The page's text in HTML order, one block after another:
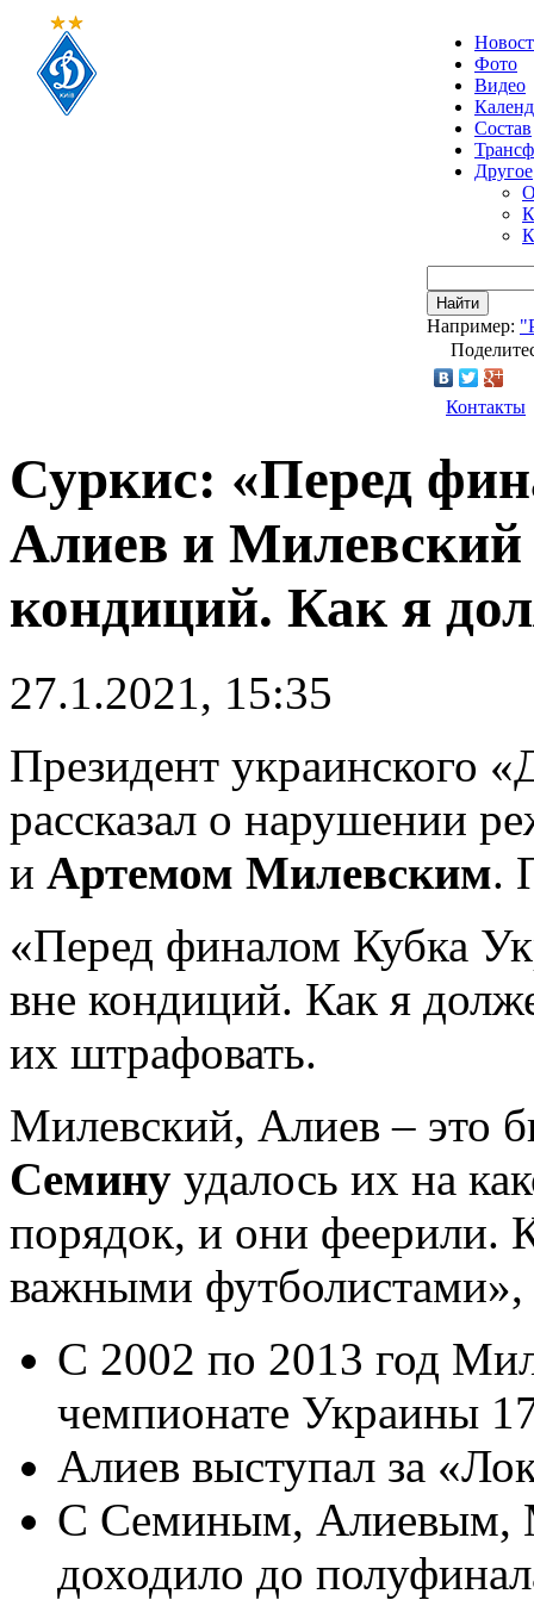
Фото
Видео
Состав
Другое
Найти
Например:
Контакты
Суркис: «Перед
Алиев и Милевский
кондиций. Как я
27.1.2021, 15:35
Президент украинского
рассказал о нарушении
и Артемом Милевским.
«Перед финалом Кубка
вне кондиций. Как я
их штрафовать.
Милевский, Алиев – это
Семину удалось их на
порядок, и они феерили.
важными футболистами»,
С 2002 по 2013 год
чемпионате Украины
Алиев выступал за
С Семиным, Алиевым,
доходило до